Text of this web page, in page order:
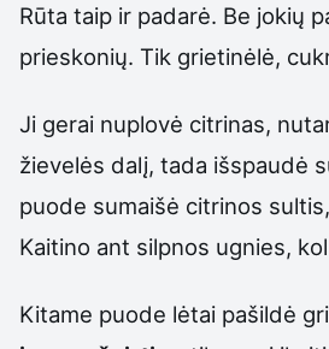
Rūta taip ir padarė. Be jokių
prieskonių. Tik grietinėlė,
Ji gerai nuplovė citrinas,
žievelės dalį, tada išspaudė
puode sumaišė citrinos
Kaitino ant silpnos ugnies,
Kitame puode lėtai pašildė